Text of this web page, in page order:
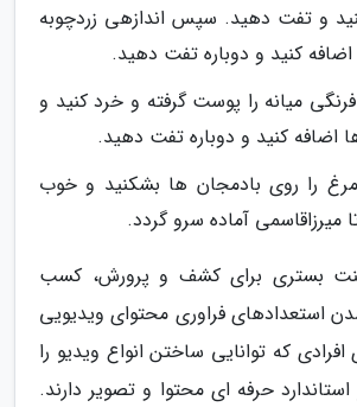
و تفت دهید. سپس اندازهی زردچوبه
کنید و دوباره تفت دهید.
فرنگی میانه را پوست گرفته و خرد کنید و
اضافه کنید و دوباره تفت دهید.
را روی بادمجان ها بشکنید و خوب
میرزاقاسمی آماده سرو گردد.
بستری برای کشف و پرورش، کسب
استعدادهای فراوری محتوای ویدیویی
که توانایی ساختن انواع ویدیو را
استاندارد حرفه ای محتوا و تصویر دارند.